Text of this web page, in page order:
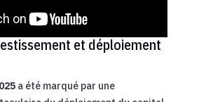
et déploiement
a été marqué par une